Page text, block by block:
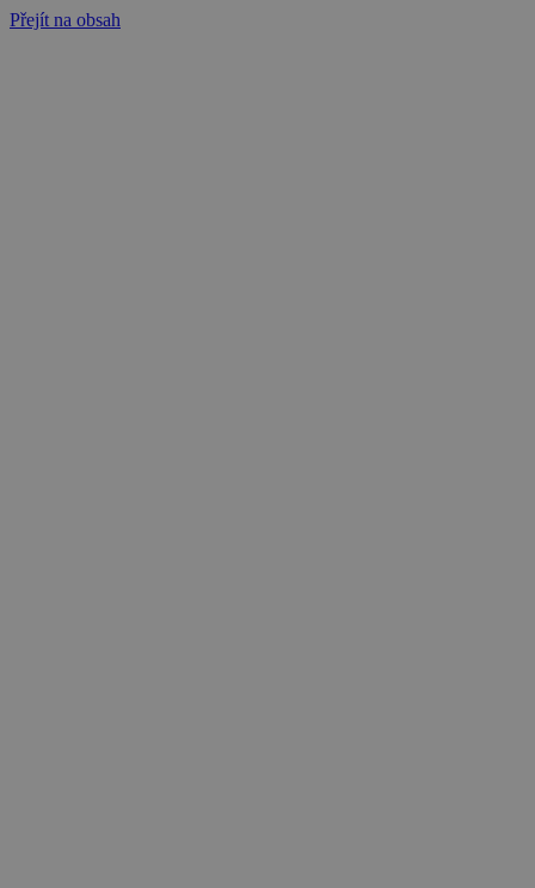
Přejít na obsah